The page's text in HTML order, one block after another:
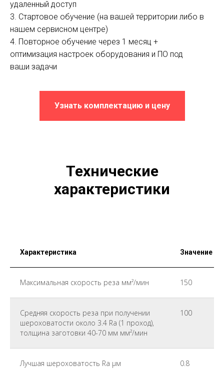
удаленный доступ
3. Стартовое обучение (на вашей территории либо в
нашем сервисном центре)
4. Повторное обучение через 1 месяц +
оптимизация настроек оборудования и ПО под
ваши задачи
Узнать комплектацию и цену
Технические
характеристики
Характеристика Значение
Максимальная скорость реза мм²/мин 150
Средняя скорость реза при получении
шероховатости около 3.4 Ra (1 проход),
толщина заготовки 40-70 мм мм²/мин
100
Лучшая шероховатость Ra μм 0.8